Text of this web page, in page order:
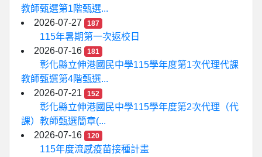
教師甄選第1階甄選...
2026-07-27
187
115年暑期第一次返校日
2026-07-16
181
彰化縣立伸港國民中學115學年度第1次代理代課
教師甄選第4階甄選...
2026-07-21
152
彰化縣立伸港國民中學115學年度第2次代理（代
課）教師甄選簡章(...
2026-07-16
120
115年度流感疫苗接種計畫